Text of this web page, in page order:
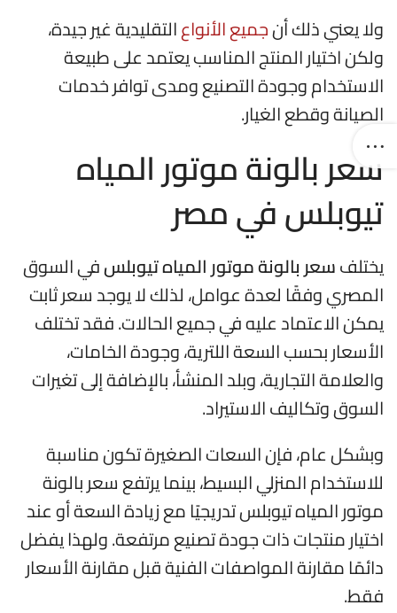
ولا يعني ذلك أنجميع الأنواعالتقليدية غير جيدة،
ولكن اختيار المنتج المناسب يعتمد على طبيعة
الاستخدام وجودة التصنيع ومدى توافر خدمات
الصيانة وقطع الغيار.
سعر بالونة موتور المياه
تيوبلس في مصر
يختلفسعر بالونة موتور المياه تيوبلسفي السوق
المصري وفقًا لعدة عوامل، لذلك لا يوجد سعر ثابت
يمكن الاعتماد عليه في جميع الحالات. فقد تختلف
الأسعار بحسب السعة اللترية، وجودة الخامات،
والعلامة التجارية، وبلد المنشأ، بالإضافة إلى تغيرات
السوق وتكاليف الاستيراد.
وبشكل عام، فإن السعات الصغيرة تكون مناسبة
للاستخدام المنزلي البسيط، بينما يرتفع سعر بالونة
موتور المياه تيوبلس تدريجيًا مع زيادة السعة أو عند
اختيار منتجات ذات جودة تصنيع مرتفعة. ولهذا يفضل
دائمًا مقارنة المواصفات الفنية قبل مقارنة الأسعار
فقط.